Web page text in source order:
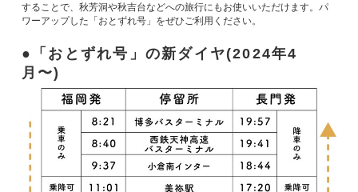
することで、秋芳洞や秋吉台などへの旅行にもお使いいただけます。パ
ワーアップした「おとずれ号」をぜひご利用ください。
「おとずれ号」の新ダイヤ(2024年4
月〜)